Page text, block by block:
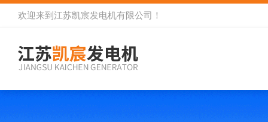
欢迎来到 江苏凯宸发电机有限公司 ！